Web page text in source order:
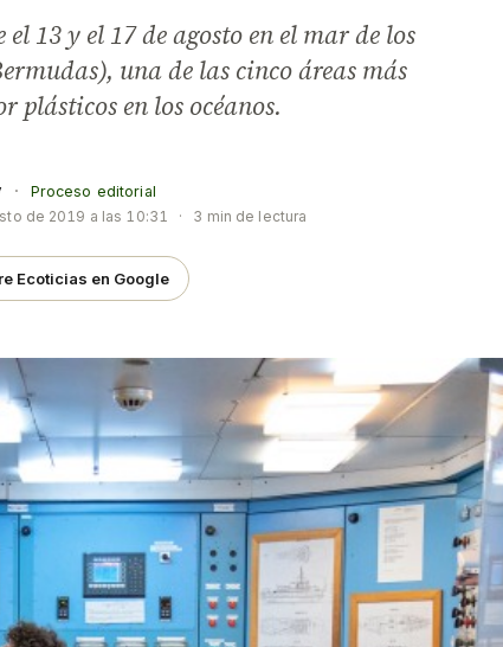
13 y el 17 de agosto en el mar de los
una de las cinco áreas más
plásticos en los océanos.
·
Proceso editorial
de 2019 a las 10:31 · 3 min de lectura
Ecoticias en Google